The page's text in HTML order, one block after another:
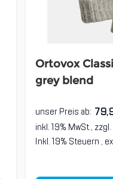
Ortovox
grey blend
unser Preis ab:
inkl. 19% MwSt., zzgl.
Inkl. 19% Steuern ,